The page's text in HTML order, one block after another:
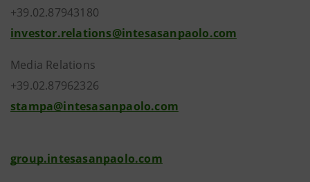
+39.02.87943180
investor.relations@intesasanpaolo.com
Media Relations
+39.02.87962326
stampa@intesasanpaolo.com
group.intesasanpaolo.com